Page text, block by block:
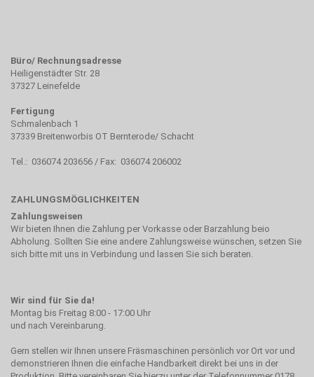
Büro/ Rechnungsadresse
Heiligenstädter Str. 28
37327 Leinefelde
Fertigung
Schmalenbach 1
37339 Breitenworbis OT Bernterode/ Schacht
Tel.: 036074 203656 / Fax: 036074 206002
ZAHLUNGSMÖGLICHKEITEN
Zahlungsweisen
Wir bieten Ihnen die Zahlung per Vorkasse oder Barzahlung beio
Abholung. Sollten Sie eine andere Zahlungsweise wünschen, setzen Sie
sich bitte mit uns in Verbindung und lassen Sie sich beraten.
Wir sind für Sie da!
Montag bis Freitag 8:00 - 17:00 Uhr
und nach Vereinbarung.
Gern stellen wir Ihnen unsere Fräsmaschinen persönlich vor Ort vor und
demonstrieren Ihnen die einfache Handbarkeit direkt bei uns in der